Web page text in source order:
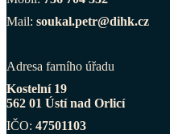
Mail: soukal.petr@dihk.cz
Adresa farního úřadu
Kostelní 19
562 01 Ústí nad Orlicí
IČO: 47501103